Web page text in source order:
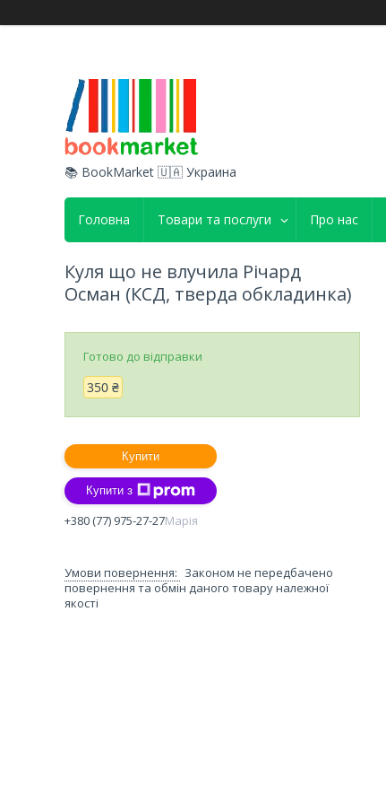
📚 BookMarket 🇺🇦 Украина
Головна Товари та послуги Про нас
Куля що не влучила Річард
Осман (КСД, тверда обкладинка)
Готово до відправки
350 ₴
Купити
Купити з
+380 (77) 975-27-27Марія
Законом не передбачено
повернення та обмін даного товару належної
якості